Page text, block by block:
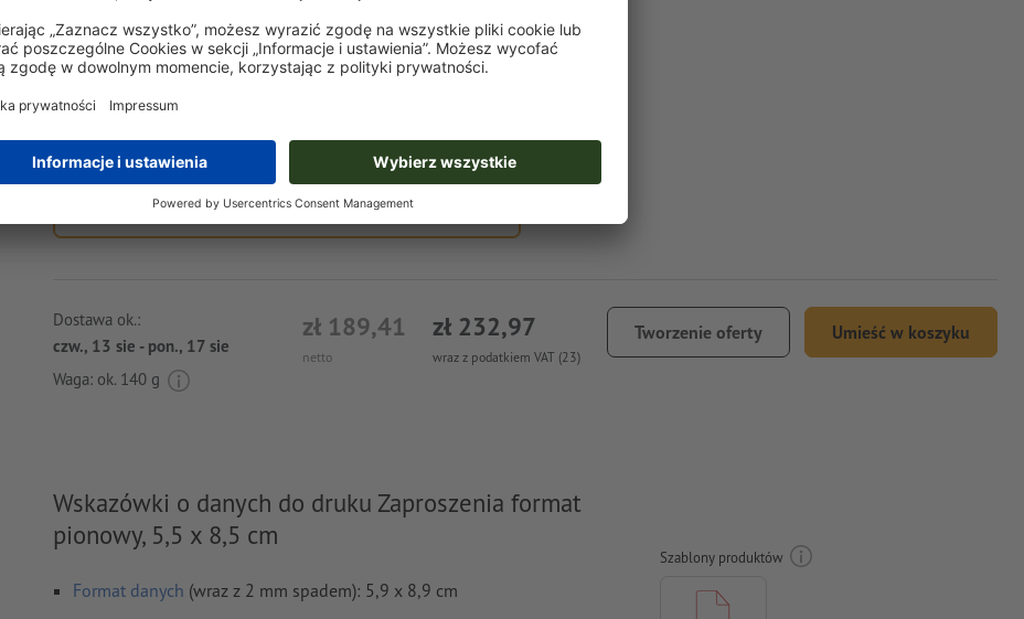
Własny plik do druku
Możesz przesłać dane do druku przed lub po dokonaniu
Wgraj teraz
netto
zł 189,41
wraz z podatkiem VAT (23)
zł 232,97 Tworzenie oferty Umieść w koszyku
Dostawa ok.:
czw., 13 sie - pon., 17 sie
Waga: ok. 140 g
Wskazówki o danych do druku Zaproszenia format
pionowy, 5,5 x 8,5 cm
Format danych (wraz z 2 mm spadem): 5,9 x 8,9 cm
Szablony produktów